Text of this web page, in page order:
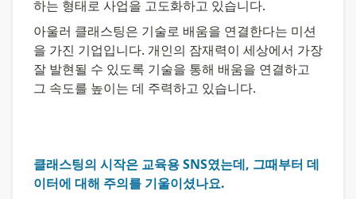
하는 형태로 사업을 고도화하고 있습니다.
아울러 클래스팅은 기술로 배움을 연결한다는 미션
을 가진 기업입니다. 개인의 잠재력이 세상에서 가장
잘 발현될 수 있도록 기술을 통해 배움을 연결하고
그 속도를 높이는 데 주력하고 있습니다.
클래스팅의 시작은 교육용 SNS였는데, 그때부터 데
이터에 대해 주의를 기울이셨나요.